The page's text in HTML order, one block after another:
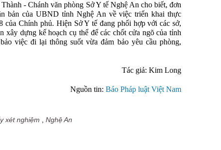
- Chánh văn phòng Sở Y tế Nghệ An cho biết, đơn
bản của UBND tỉnh Nghệ An về việc triển khai thực
của Chính phủ. Hiện Sở Y tế đang phối hợp với các sở,
xây dựng kế hoạch cụ thể để các chốt cửa ngõ của tỉnh
việc đi lại thông suốt vừa đảm bảo yêu cầu phòng,
Tác giả: Kim Long
Nguồn tin: Báo Pháp luật Việt Nam
xét nghiệm Nghệ An